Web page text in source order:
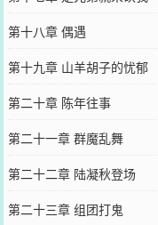
第十八章 偶遇
第十九章 山羊胡子的忧郁
第二十章 陈年往事
第二十一章 群魔乱舞
第二十二章 陆凝秋登场
第二十三章 组团打鬼